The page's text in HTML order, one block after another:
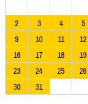
2
3 4 5
9
10 11 12
16
17 18 19
23
24 25 26
30
31